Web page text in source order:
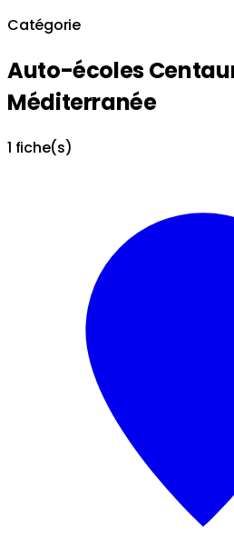
Catégorie
Auto-écoles
Méditerranée
1 fiche(s)